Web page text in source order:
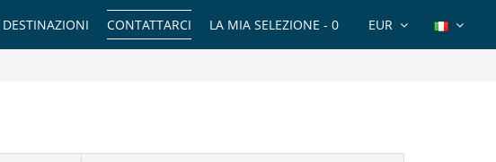
EUR
LA MIA SELEZIONE - 0
CONTATTARCI
DESTINAZIONI